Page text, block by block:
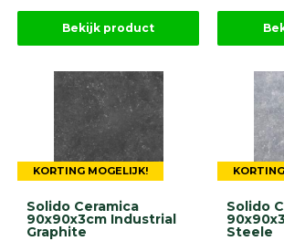
Bekijk product
KORTING MOGELIJK!
Solido Ceramica
90x90x3cm Industrial
Graphite
Solido
Steele